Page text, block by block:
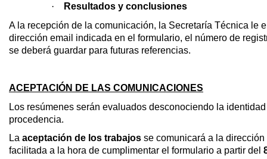
·
Resultados y conclusiones
A la recepción de la comunicación, la Secretaría Técnica le
dirección email indicada en el formulario, el número de
se deberá guardar para futuras referencias.
ACEPTACIÓN DE LAS COMUNICACIONES
Los resúmenes serán evaluados desconociendo la
procedencia.
La aceptación de los trabajos se comunicará a la dirección
facilitada a la hora de cumplimentar el formulario a partir del